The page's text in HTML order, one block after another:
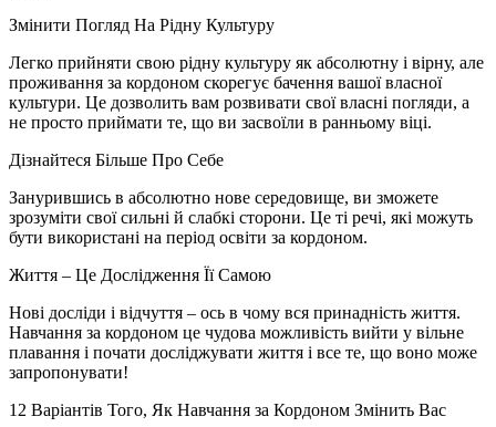
Змінити Погляд На Рідну Культуру
Легко прийняти свою рідну культуру як абсолютну і вірну, але
проживання за кордоном скорегує бачення вашої власної
культури. Це дозволить вам розвивати свої власні погляди, а
не просто приймати те, що ви засвоїли в ранньому віці.
Дізнайтеся Більше Про Себе
Занурившись в абсолютно нове середовище, ви зможете
зрозуміти свої сильні й слабкі сторони. Це ті речі, які можуть
бути використані на період освіти за кордоном.
Життя – Це Дослідження Її Самою
Нові досліди і відчуття – ось в чому вся принадність життя.
Навчання за кордоном це чудова можливість вийти у вільне
плавання і почати досліджувати життя і все те, що воно може
запропонувати!
12 Варіантів Того, Як Навчання за Кордоном Змінить Вас